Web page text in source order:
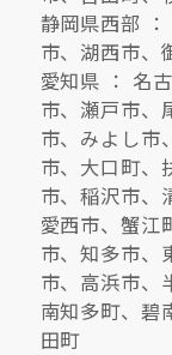
静岡県西部
市、湖西市、
愛知県 ： 名
市、瀬戸市、
市、みよし市
市、大口町、
市、稲沢市、
愛西市、蟹江
市、知多市、
市、高浜市、
南知多町、碧
田町